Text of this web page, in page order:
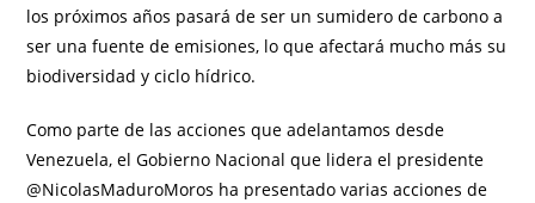
los próximos años pasará de ser un sumidero de carbono a
ser una fuente de emisiones, lo que afectará mucho más su
biodiversidad y ciclo hídrico.
Como parte de las acciones que adelantamos desde
Venezuela, el Gobierno Nacional que lidera el presidente
@NicolasMaduroMoros ha presentado varias acciones de